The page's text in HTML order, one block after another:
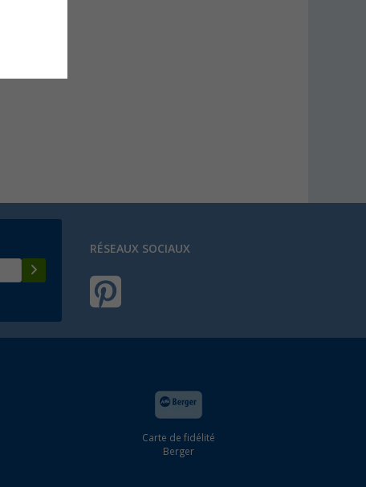
RÉSEAUX SOCIAUX
Carte de fidélité
Berger